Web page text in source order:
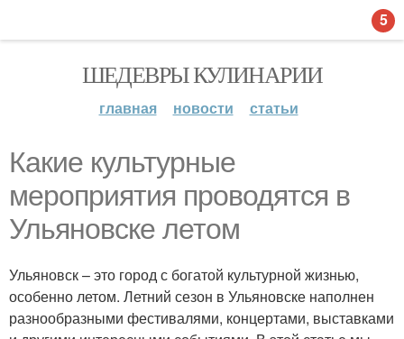
ШЕДЕВРЫ КУЛИНАРИИ
главная новости статьи
Какие культурные
мероприятия проводятся в
Ульяновске летом
Ульяновск – это город с богатой культурной жизнью,
особенно летом. Летний сезон в Ульяновске наполнен
разнообразными фестивалями, концертами, выставками
5